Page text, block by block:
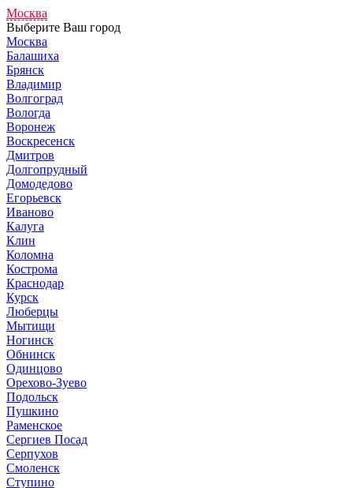
Москва
Выберите Ваш город
Москва
Балашиха
Брянск
Владимир
Волгоград
Вологда
Воронеж
Воскресенск
Дмитров
Долгопрудный
Домодедово
Егорьевск
Иваново
Калуга
Клин
Коломна
Кострома
Краснодар
Курск
Люберцы
Мытищи
Ногинск
Обнинск
Одинцово
Орехово-Зуево
Подольск
Пушкино
Раменское
Сергиев Посад
Серпухов
Смоленск
Ступино